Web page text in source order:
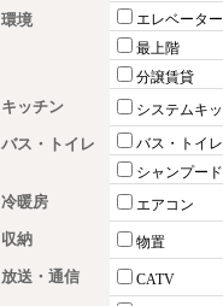
環境 エレベーター
最上階
分譲賃貸
キッチン システムキ
バス・トイレ バス・トイレ
シャンプー
冷暖房 エアコン
収納 物置
放送・通信 CATV